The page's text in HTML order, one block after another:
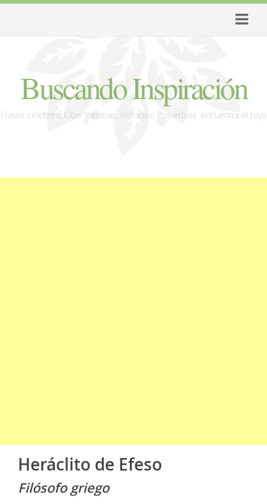
Buscando Inspiración
Frases célebres, Citas literarias, Refranes, Proverbios, encuentra el tuyo
Heráclito de Efeso
Filósofo griego